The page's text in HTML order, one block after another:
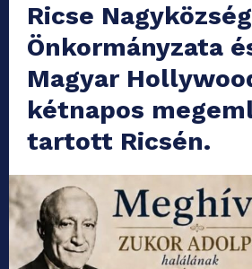
Ricse Nagyközség
Önkormányzata
Magyar
kétnapos
tartott Ricsén.